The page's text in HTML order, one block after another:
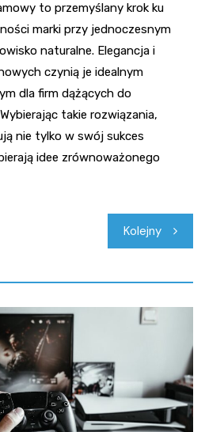
to przemyślany krok ku
marki przy jednoczesnym
naturalne. Elegancja i
czynią je idealnym
dla firm dążących do
takie rozwiązania,
nie tylko w swój sukces
idee zrównoważonego
Kolejny